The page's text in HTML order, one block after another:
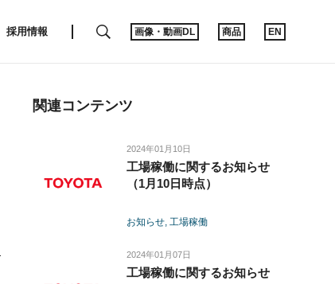
採用情報 SEARCH画像・動画DL 商品 EN
関連コンテンツ
2024年01月10日
工場稼働に関するお知らせ
（1月10日時点）
お知らせ 工場稼働
2024年01月07日
工場稼働に関するお知らせ